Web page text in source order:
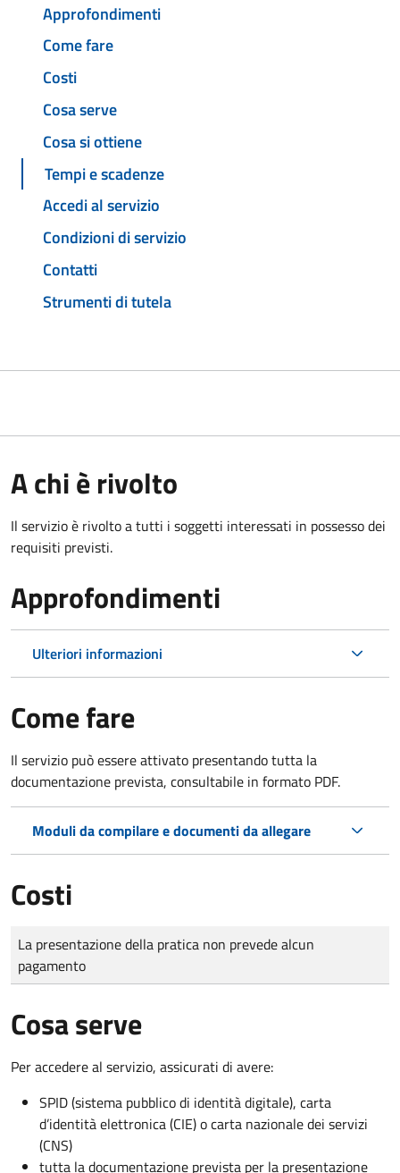
Approfondimenti
Come fare
Costi
Cosa serve
Cosa si ottiene
Tempi e scadenze
Accedi al servizio
Condizioni di servizio
Contatti
Strumenti di tutela
A chi è rivolto
Il servizio è rivolto a tutti i soggetti interessati in possesso dei
requisiti previsti.
Approfondimenti
Ulteriori informazioni
Come fare
Il servizio può essere attivato presentando tutta la
documentazione prevista, consultabile in formato PDF.
Moduli da compilare e documenti da allegare
Costi
Tipo di pagamento
Importo
La presentazione della pratica non prevede alcun
pagamento
Cosa serve
Per accedere al servizio, assicurati di avere:
SPID (sistema pubblico di identità digitale), carta
d’identità elettronica (CIE) o carta nazionale dei servizi
(CNS)
tutta la documentazione prevista per la presentazione